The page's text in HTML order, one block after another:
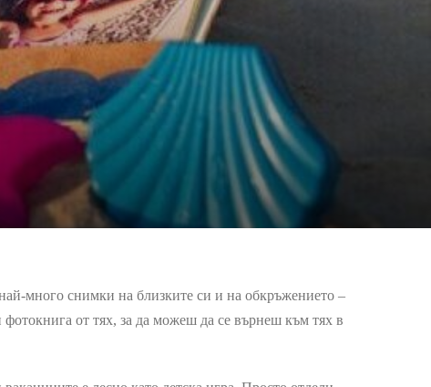
много снимки на близките си и на обкръжението –
фотокнига от тях, за да можеш да се върнеш към тях в